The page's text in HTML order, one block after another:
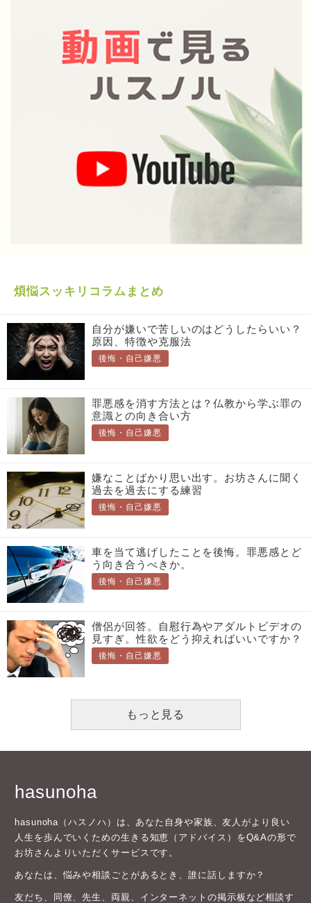
煩悩スッキリコラムまとめ
自分が嫌いで苦しいのはどうしたらいい？
原因、特徴や克服法
後悔・自己嫌悪
罪悪感を消す方法とは？仏教から学ぶ罪の
意識との向き合い方
後悔・自己嫌悪
嫌なことばかり思い出す。お坊さんに聞く
過去を過去にする練習
後悔・自己嫌悪
車を当て逃げしたことを後悔。罪悪感とど
う向き合うべきか。
後悔・自己嫌悪
僧侶が回答。自慰行為やアダルトビデオの
見すぎ。性欲をどう抑えればいいですか？
後悔・自己嫌悪
もっと見る
hasunoha
hasunoha（ハスノハ）は、あなた自身や家族、友人がより良い
人生を歩んでいくための生きる知恵（アドバイス）をQ&Aの形で
お坊さんよりいただくサービスです。
あなたは、悩みや相談ごとがあるとき、誰に話しますか？
友だち、同僚、先生、両親、インターネットの掲示板など相談す